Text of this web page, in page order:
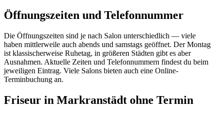
Öffnungszeiten und Telefonnummer
Die Öffnungszeiten sind je nach Salon unterschiedlich — viele
haben mittlerweile auch abends und samstags geöffnet. Der Montag
ist klassischerweise Ruhetag, in größeren Städten gibt es aber
Ausnahmen. Aktuelle Zeiten und Telefonnummern findest du beim
jeweiligen Eintrag. Viele Salons bieten auch eine Online-
Terminbuchung an.
Friseur in Markranstädt ohne Termin